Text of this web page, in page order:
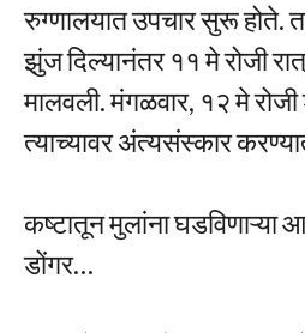
रुग्णालयात उपचार सुरू होते.
झुंज दिल्यानंतर ११ मे रोजी
मालवली. मंगळवार, १२ मे
त्याच्यावर अंत्यसंस्कार
कष्टातून मुलांना घडविणाऱ्या
डोंगर…